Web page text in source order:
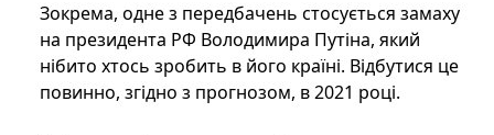
Зокрема, одне з передбачень стосується замаху
на президента РФ Володимира Путіна, який
нібито хтось зробить в його країні. Відбутися це
повинно, згідно з прогнозом, в 2021 році.